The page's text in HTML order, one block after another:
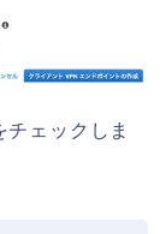
チェックしま